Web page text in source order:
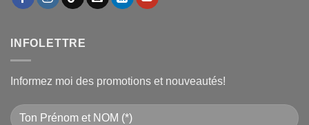
INFOLETTRE
Informez moi des promotions et nouveautés!